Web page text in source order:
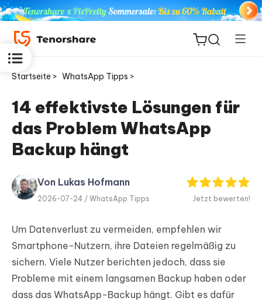
ReiBoot
for iOS
PDF
Editor
Neu
iAnyGo
Startseite > WhatsApp Tipps >
14 effektivste Lösungen für
das Problem WhatsApp
Backup hängt
Von Lukas Hofmann
2026-07-24 / WhatsApp Tipps Jetzt bewerten!
Um Datenverlust zu vermeiden, empfehlen wir
Smartphone-Nutzern, ihre Dateien regelmäßig zu
sichern. Viele Nutzer berichten jedoch, dass sie
Probleme mit einem langsamen Backup haben oder
dass das WhatsApp-Backup hängt. Gibt es dafür